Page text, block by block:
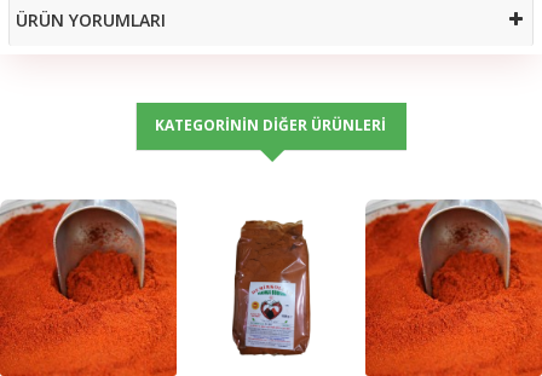
ÜRÜN YORUMLARI
KATEGORININ DIĞER ÜRÜNLERI